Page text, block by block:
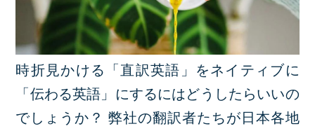
時折見かける「直訳英語」をネイティブに
「伝わる英語」にするにはどうしたらいいの
でしょうか？ 弊社の翻訳者たちが日本各地